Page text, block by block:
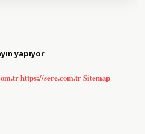
yapıyor
https://sere.com.trSitemap